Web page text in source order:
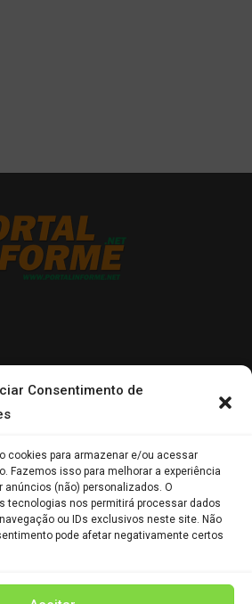
Consentimento de
cookies para armazenar e/ou acessar
Fazemos isso para melhorar a experiência
anúncios (não) personalizados. O
tecnologias nos permitirá processar dados
ou IDs exclusivos neste site. Não
pode afetar negativamente certos
Portal Informe.Net
os cookies marketing e
este conteúdo